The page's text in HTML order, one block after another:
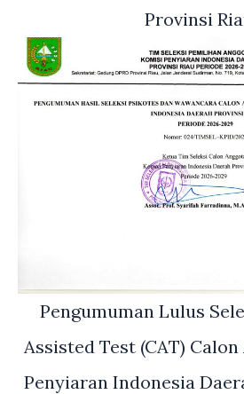
Provinsi
Pengumuman Lulus
Assisted Test (CAT)
Penyiaran Indonesia